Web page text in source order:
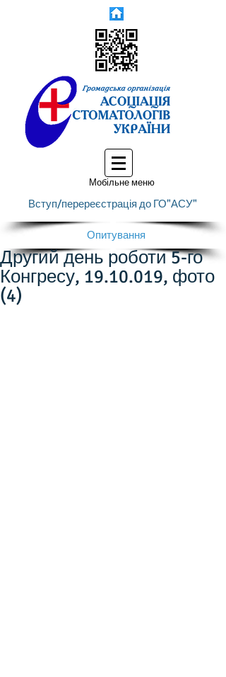
Мобільне меню
Вступ/перереєстрація до ГО"АСУ"
Опитування
Другий день роботи 5-го
Конгресу, 19.10.019, фото
(4)